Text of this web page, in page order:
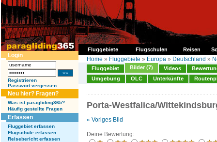
Fluggebiete Flugschulen Reisen
Login
Registrieren
Passwort vergessen
Neu hier? Fragen?
Was ist paragliding365?
Häufig gestellte Fragen
Erfassen
Fluggebiet erfassen
Flugschule erfassen
Reisebericht erfassen
Home » Fluggebiete » Europa » Deutschland »
Fluggebiet Bilder (7) Videos
Umgebung
OLC Unterkünfte
Porta-Westfalica/
« Voriges Bild
Deine Bewertung: